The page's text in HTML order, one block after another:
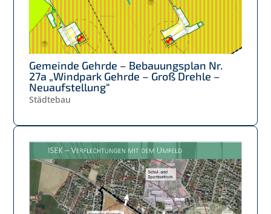
Gemeinde Gehrde – Bebauungsplan Nr.
27a „Windpark Gehrde – Groß Drehle –
Neuaufstellung“
Städtebau